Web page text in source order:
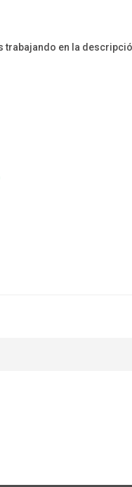
trabajando en la